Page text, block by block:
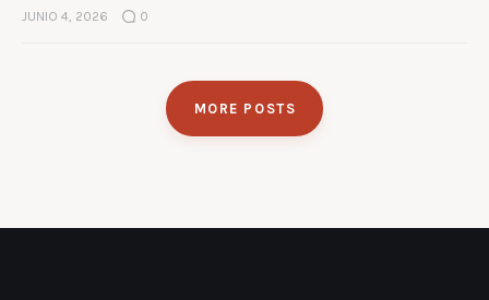
JUNIO 4, 2026 0
MORE POSTS